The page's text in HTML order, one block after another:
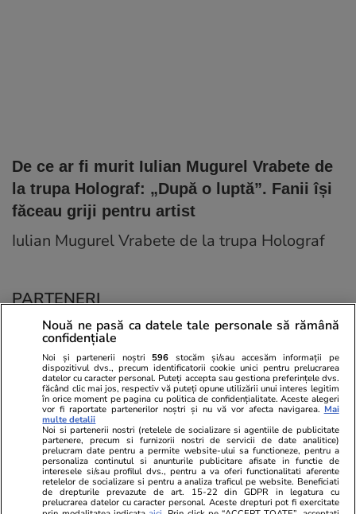
De ce ar fi murit Iulian Mugurel Vrabete de
la trupa Holograf: „După o luptă”. Fanii își
făceau griji pentru artist
Iulian Mugurel Vrabete de la trupa Holograf
PARTENERI
Viva.ro Unica.ro
Nouă ne pasă ca datele tale personale să rămână
confidențiale
Noi și partenerii noștri 596 stocăm și/sau accesăm informații pe
dispozitivul dvs., precum identificatorii cookie unici pentru prelucrarea
datelor cu caracter personal. Puteți accepta sau gestiona preferințele dvs.
făcând clic mai jos, respectiv vă puteți opune utilizării unui interes legitim
în orice moment pe pagina cu politica de confidențialitate. Aceste alegeri
vor fi raportate partenerilor noștri și nu vă vor afecta navigarea. Mai
multe detalii
Noi si partenerii nostri (retelele de socializare si agentiile de publicitate
partenere, precum si furnizorii nostri de servicii de date analitice)
prelucram date pentru a permite website-ului sa functioneze, pentru a
personaliza continutul si anunturile publicitare afisate in functie de
interesele si/sau profilul dvs., pentru a va oferi functionalitati aferente
retelelor de socializare si pentru a analiza traficul pe website. Beneficiati
de drepturile prevazute de art. 15-22 din GDPR in legatura cu
prelucrarea datelor cu caracter personal. Aceste drepturi pot fi exercitate